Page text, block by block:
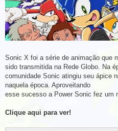
Sonic X foi a série de animação que
sido transmitida na Rede Globo. Na
comunidade Sonic atingiu seu ápice
naquela época. Aproveitando
esse sucesso a Power Sonic fez um
Clique aqui para ver!